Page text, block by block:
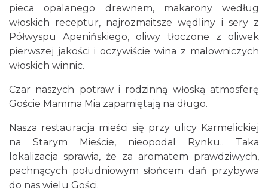
pieca opalanego drewnem, makarony według
włoskich receptur, najrozmaitsze wędliny i sery z
Półwyspu Apenińskiego, oliwy tłoczone z oliwek
pierwszej jakości i oczywiście wina z malowniczych
włoskich winnic.
Czar naszych potraw i rodzinną włoską atmosferę
Goście Mamma Mia zapamiętają na długo.
Nasza restauracja mieści się przy ulicy Karmelickiej
na Starym Mieście, nieopodal Rynku.. Taka
lokalizacja sprawia, że za aromatem prawdziwych,
pachnących południowym słońcem dań przybywa
do nas wielu Gości.